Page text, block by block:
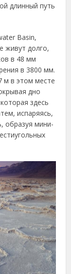
длинный путь
Basin,
живут долго,
в 48 мм
в 3800 мм.
м в этом месте
дно
здесь
испаряясь,
образуя мини-